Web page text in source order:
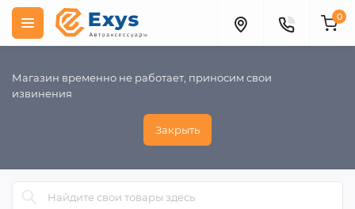
Магазин временно не работает, приносим свои
извинения
Закрыть
0